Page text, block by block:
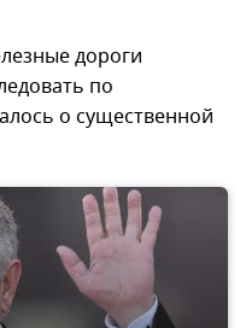
дороги
по
о существенной